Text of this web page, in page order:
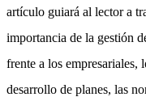
artículo guiará al lector a
importancia de la gestión
frente a los empresariales,
desarrollo de planes, las